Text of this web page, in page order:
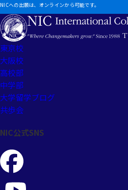
NICへの出願は、オンラインから可能です。
東京校
大阪校
高校部
中学部
大学留学ブログ
共歩会
NIC公式SNS